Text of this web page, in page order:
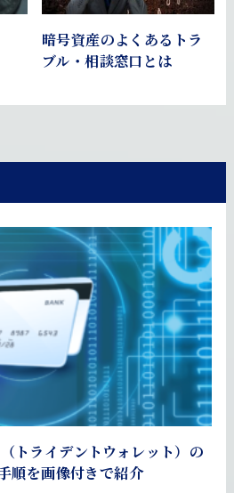
暗号資産のよくあるトラ
ブル・相談窓口とは
ライデントウォレット）の
順を画像付きで紹介